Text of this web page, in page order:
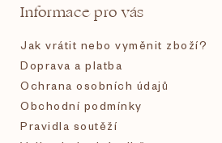
Informace pro vás
Jak vrátit nebo vyměnit zboží?
Doprava a platba
Ochrana osobních údajů
Obchodní podmínky
Pravidla soutěží